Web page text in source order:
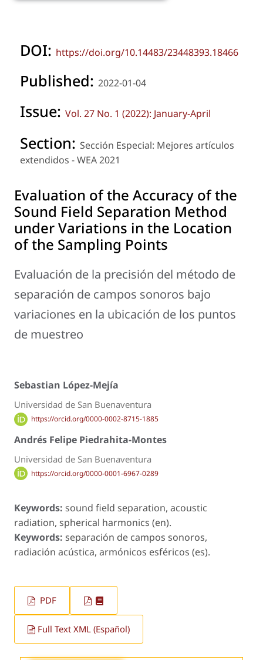
DOI: https://doi.org/10.14483/23448393.18466
Published: 2022-01-04
Issue: Vol. 27 No. 1 (2022): January-April
Section: Sección Especial: Mejores artículos
extendidos - WEA 2021
Evaluation of the Accuracy of the
Sound Field Separation Method
under Variations in the Location
of the Sampling Points
Evaluación de la precisión del método de
separación de campos sonoros bajo
variaciones en la ubicación de los puntos
de muestreo
Sebastian López-Mejía
Universidad de San Buenaventura
https://orcid.org/0000-0002-8715-1885
Andrés Felipe Piedrahita-Montes
Universidad de San Buenaventura
https://orcid.org/0000-0001-6967-0289
Keywords: sound field separation, acoustic
radiation, spherical harmonics (en).
Keywords: separación de campos sonoros,
radiación acústica, armónicos esféricos (es).
PDF
Full Text XML (Español)